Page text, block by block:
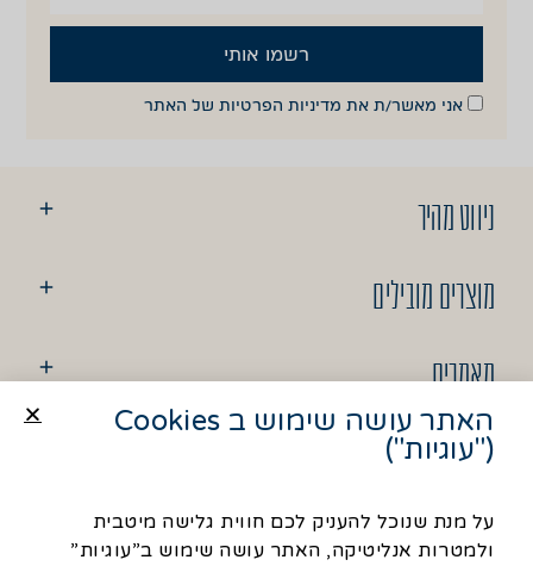
אני מאשר/ת את מדיניות הפרטיות של האתר
רשמו אותי
ניווט מהיר
מוצרים מובילים
מאמרים
יצירת קשר
© כל הזכויות שמורות לסבח
האתר עושה שימוש ב Cookies
("עוגיות")
על מנת שנוכל להעניק לכם חווית גלישה מיטבית
ולמטרות אנליטיקה, האתר עושה שימוש ב”עוגיות”